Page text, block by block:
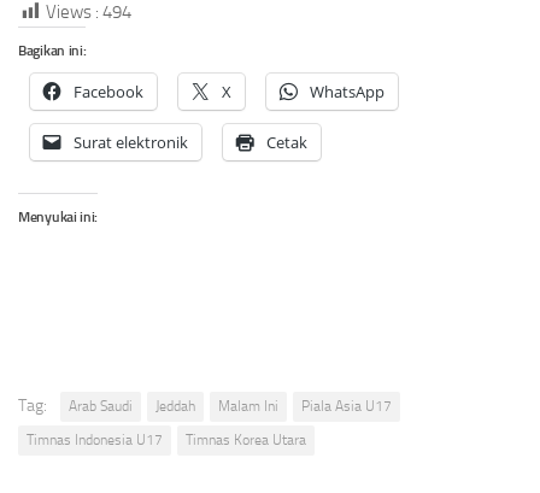
Views : 494
Bagikan ini:
Facebook X WhatsApp
Surat elektronik Cetak
Menyukai ini:
Tag: Arab Saudi Jeddah Malam Ini
Piala Asia U17
Timnas Indonesia U17
Timnas Korea Utara